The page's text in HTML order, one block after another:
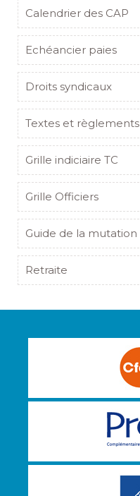
Calendrier des CAP
Echéancier paies
Droits syndicaux
Textes et règlements
Grille indiciaire TC
Grille Officiers
Guide de la mutation
Retraite